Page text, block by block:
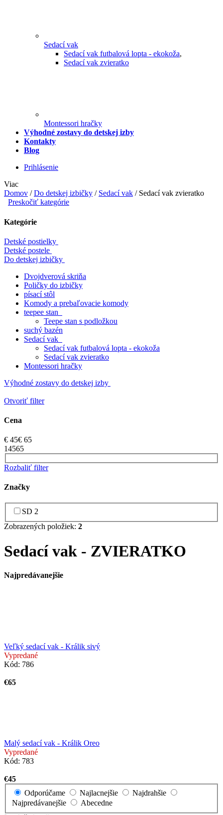
Sedací vak
Sedací vak futbalová lopta - ekokoža,
Sedací vak zvieratko
Montessori hračky
Výhodné zostavy do detskej izby
Kontakty
Blog
Prihlásenie
Viac
Domov / Do detskej izbičky / Sedací vak / Sedací vak zvieratko
Preskočiť kategórie
Kategórie
Detské postielky
Detské postele
Do detskej izbičky
Dvojdverová skriňa
Poličky do izbičky
písací stôl
Komody a prebaľovacie komody
teepee stan
Teepe stan s podložkou
suchý bazén
Sedací vak
Sedací vak futbalová lopta - ekokoža
Sedací vak zvieratko
Montessori hračky
Výhodné zostavy do detskej izby
Otvoriť filter
Cena
€ 45€ 65
14565
Rozbaliť filter
Značky
SD 2
Zobrazených položiek: 2
Sedací vak - ZVIERATKO
Najpredávanejšie
Veľký sedací vak - Králik sivý
Vypredané
Kód: 786
€65
Malý sedací vak - Králik Oreo
Vypredané
Kód: 783
€45
Odporúčame
Najlacnejšie
Najdrahšie
Najpredávanejšie
Abecedne